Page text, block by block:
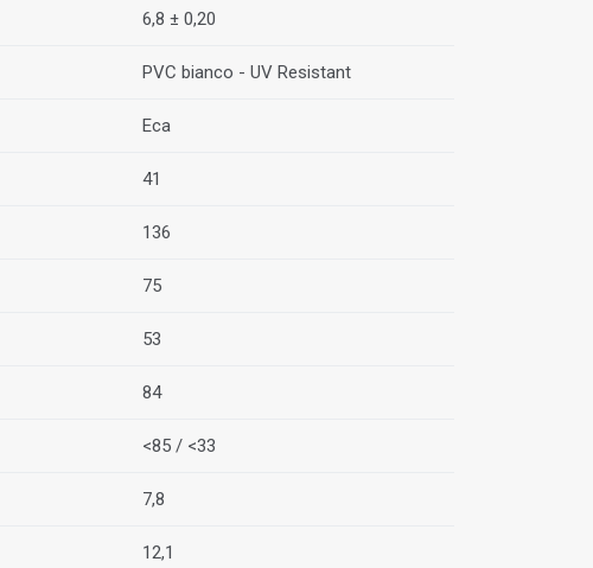
6,8 ± 0,20
PVC bianco - UV Resistant
Eca
41
136
75
53
84
<85 / <33
7,8
12,1